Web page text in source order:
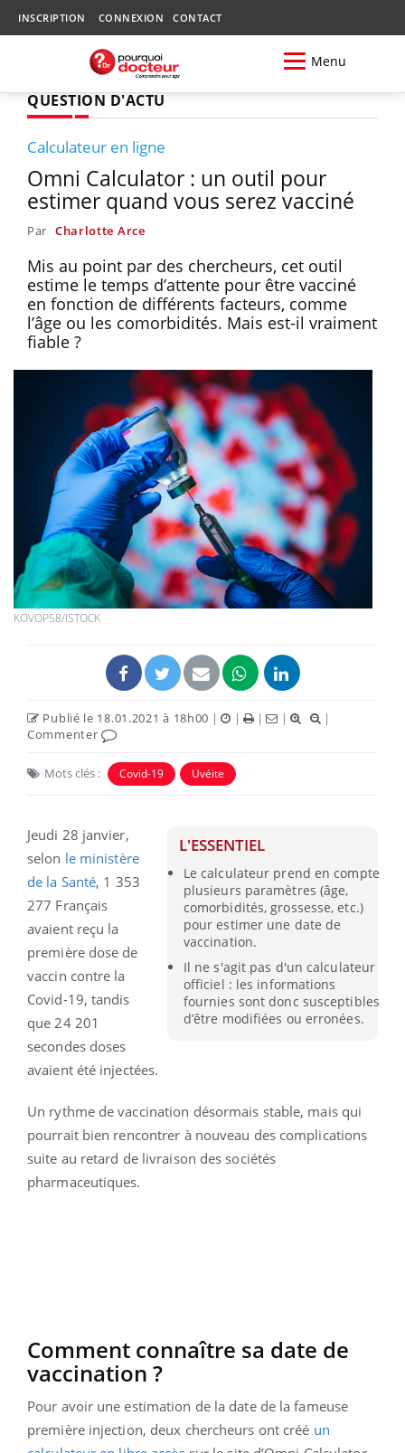
INSCRIPTION CONNEXION CONTACT
Menu
QUESTION D'ACTU
Calculateur en ligne
Omni Calculator : un outil pour
estimer quand vous serez vacciné
Par Charlotte Arce
Mis au point par des chercheurs, cet outil
estime le temps d’attente pour être vacciné
en fonction de différents facteurs, comme
l’âge ou les comorbidités. Mais est-il vraiment
fiable ?
KOVOP58/ISTOCK
Publié le 18.01.2021 à 18h00 | | | |
|
Commenter
Mots clés : Covid-19 Uvéite
L'ESSENTIEL
Le calculateur prend en compte
plusieurs paramètres (âge,
comorbidités, grossesse, etc.)
pour estimer une date de
vaccination.
Il ne s'agit pas d'un calculateur
officiel : les informations
fournies sont donc susceptibles
d’être modifiées ou erronées.
Jeudi 28 janvier,
selon le ministère
de la Santé, 1 353
277 Français
avaient reçu la
première dose de
vaccin contre la
Covid-19, tandis
que 24 201
secondes doses
avaient été injectées.
Un rythme de vaccination désormais stable, mais qui
pourrait bien rencontrer à nouveau des complications
suite au retard de livraison des sociétés
pharmaceutiques.
Comment connaître sa date de
vaccination ?
Pour avoir une estimation de la date de la fameuse
première injection, deux chercheurs ont créé un